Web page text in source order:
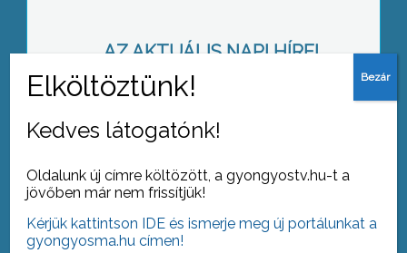
AZ AKTUÁLIS NAPI HÍREI
Iskolakezdési támogatás
Kedves látogatónk!
Oldalunk új címre költözött, a gyongyostv.hu-t a
jövőben már nem frissítjük!
Kérjük kattintson IDE és ismerje meg új portálunkat a
gyongyosma.hu címen!